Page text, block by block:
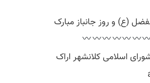
(ع) و روز جانباز مبارک
اسلامی کلانشهر اراک